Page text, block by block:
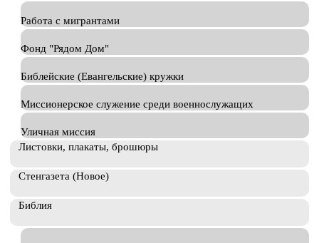
Работа с мигрантами
Фонд "Рядом Дом"
Библейские (Евангельские) кружки
Миссионерское служение среди военнослужащих
Уличная миссия
Листовки, плакаты, брошюры
Стенгазета (Новое)
Библия